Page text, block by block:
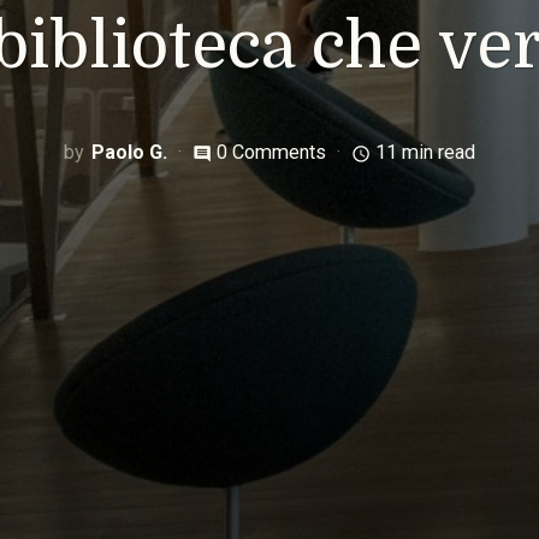
che
Paolo G. comment 0 Comments access_time 11 min read